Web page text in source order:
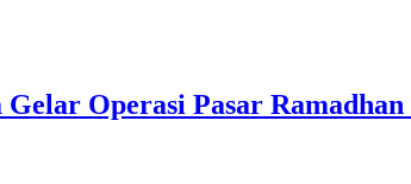
Operasi Pasar